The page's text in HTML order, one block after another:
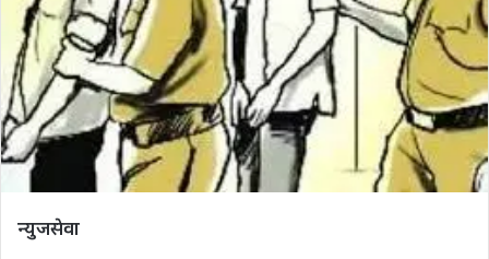
न्युजसेवा